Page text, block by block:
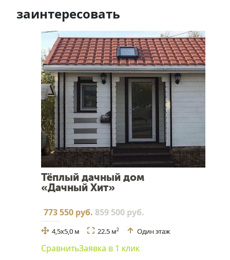
заинтересовать
Тёплый дачный дом
«Дачный Хит»
773 550 руб. 859 500 руб.
4,5х5,0 м 22.5 м2 Один этаж
СравнитьЗаявка в 1 клик